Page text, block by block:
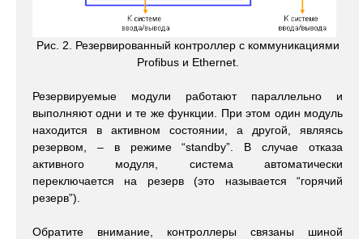
Рис. 2. Резервированный контроллер с коммуникациями
Profibus и Ethernet.
Резервируемые модули работают параллельно и
выполняют одни и те же функции. При этом один модуль
находится в активном состоянии, а другой, являясь
резервом, – в режиме “standby”. В случае отказа
активного модуля, система автоматически
переключается на резерв (это называется “горячий
резерв”).
Обратите внимание, контроллеры связаны шиной